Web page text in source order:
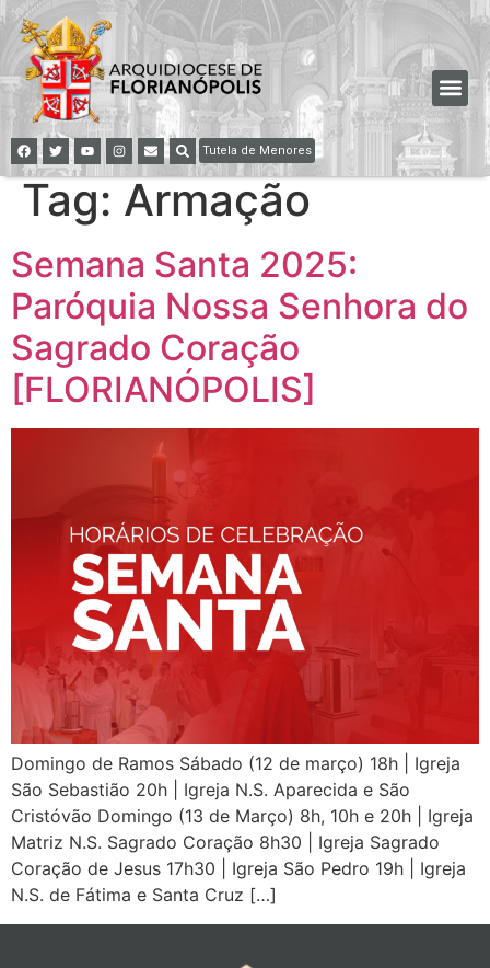
Tutela de Menores
Tag: Armação
Semana Santa 2025:
Paróquia Nossa Senhora do
Sagrado Coração
[FLORIANÓPOLIS]
Domingo de Ramos Sábado (12 de março) 18h | Igreja
São Sebastião 20h | Igreja N.S. Aparecida e São
Cristóvão Domingo (13 de Março) 8h, 10h e 20h | Igreja
Matriz N.S. Sagrado Coração 8h30 | Igreja Sagrado
Coração de Jesus 17h30 | Igreja São Pedro 19h | Igreja
N.S. de Fátima e Santa Cruz […]